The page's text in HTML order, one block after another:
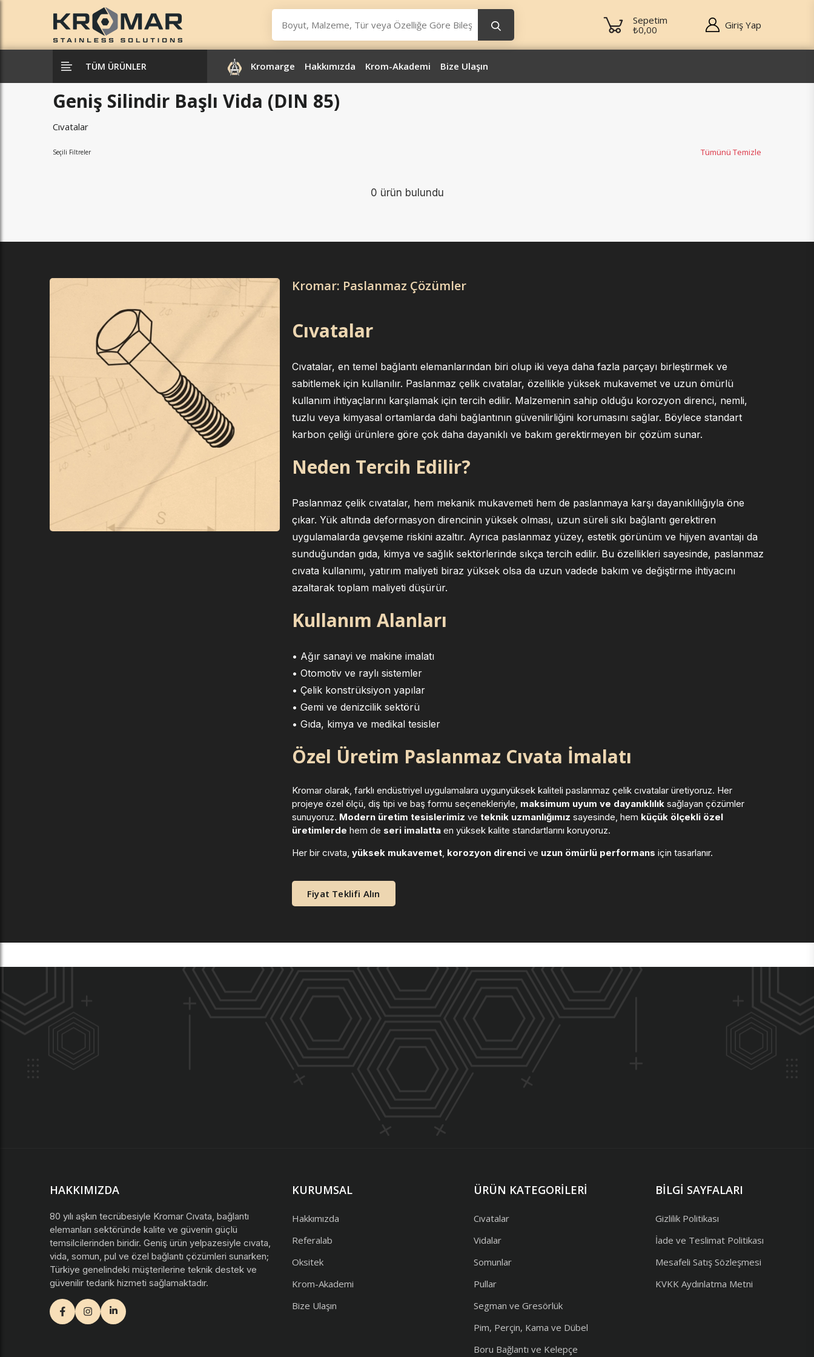
Sepetim
₺0,00
Giriş Yap
TÜM ÜRÜNLER Kromarge Hakkımızda Krom-Akademi Bize Ulaşın
Geniş Silindir Başlı Vida (DIN 85)
Cıvatalar
Seçili Filtreler Tümünü Temizle
0 ürün bulundu
Kromar: Paslanmaz Çözümler
Cıvatalar
Cıvatalar, en temel bağlantı elemanlarından biri olup iki veya daha fazla parçayı birleştirmek ve
sabitlemek için kullanılır. Paslanmaz çelik cıvatalar, özellikle yüksek mukavemet ve uzun ömürlü
kullanım ihtiyaçlarını karşılamak için tercih edilir. Malzemenin sahip olduğu korozyon direnci, nemli,
tuzlu veya kimyasal ortamlarda dahi bağlantının güvenilirliğini korumasını sağlar. Böylece standart
karbon çeliği ürünlere göre çok daha dayanıklı ve bakım gerektirmeyen bir çözüm sunar.
Neden Tercih Edilir?
Paslanmaz çelik cıvatalar, hem mekanik mukavemeti hem de paslanmaya karşı dayanıklılığıyla öne
çıkar. Yük altında deformasyon direncinin yüksek olması, uzun süreli sıkı bağlantı gerektiren
uygulamalarda gevşeme riskini azaltır. Ayrıca paslanmaz yüzey, estetik görünüm ve hijyen avantajı da
sunduğundan gıda, kimya ve sağlık sektörlerinde sıkça tercih edilir. Bu özellikleri sayesinde, paslanmaz
cıvata kullanımı, yatırım maliyeti biraz yüksek olsa da uzun vadede bakım ve değiştirme ihtiyacını
azaltarak toplam maliyeti düşürür.
Kullanım Alanları
• Ağır sanayi ve makine imalatı
• Otomotiv ve raylı sistemler
• Çelik konstrüksiyon yapılar
• Gemi ve denizcilik sektörü
• Gıda, kimya ve medikal tesisler
Özel Üretim Paslanmaz Cıvata İmalatı
Kromar olarak, farklı endüstriyel uygulamalara uygunyüksek kaliteli paslanmaz çelik cıvatalar üretiyoruz. Her
projeye özel ölçü, diş tipi ve baş formu seçenekleriyle, maksimum uyum ve dayanıklılık sağlayan çözümler
sunuyoruz. Modern üretim tesislerimiz ve teknik uzmanlığımız sayesinde, hem küçük ölçekli özel
üretimlerde hem de seri imalatta en yüksek kalite standartlarını koruyoruz.
Her bir cıvata, yüksek mukavemet, korozyon direnci ve uzun ömürlü performans için tasarlanır.
Fiyat Teklifi Alın
HAKKIMIZDA
80 yılı aşkın tecrübesiyle Kromar Cıvata, bağlantı
elemanları sektöründe kalite ve güvenin güçlü
temsilcilerinden biridir. Geniş ürün yelpazesiyle cıvata,
vida, somun, pul ve özel bağlantı çözümleri sunarken;
Türkiye genelindeki müşterilerine teknik destek ve
güvenilir tedarik hizmeti sağlamaktadır.
facebookinstagramyoutube
KURUMSAL
Hakkımızda
Referalab
Oksitek
Krom-Akademi
Bize Ulaşın
ÜRÜN KATEGORILERI
Cıvatalar
Vidalar
Somunlar
Pullar
Segman ve Gresörlük
Pim, Perçin, Kama ve Dübel
Boru Bağlantı ve Kelepçe
BILGI SAYFALARI
Gizlilik Politikası
İade ve Teslimat Politikası
Mesafeli Satış Sözleşmesi
KVKK Aydınlatma Metni